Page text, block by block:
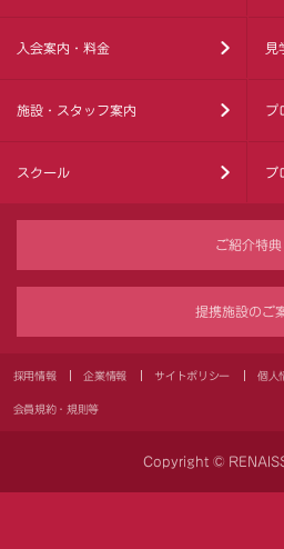
入会案内・料金 見
施設・スタッフ案内 プ
スクール ブ
ご紹介特典
提携施設のご
採用情報 企業情報 サイトポリシー 個人
会員規約・規則等
Copyright ©